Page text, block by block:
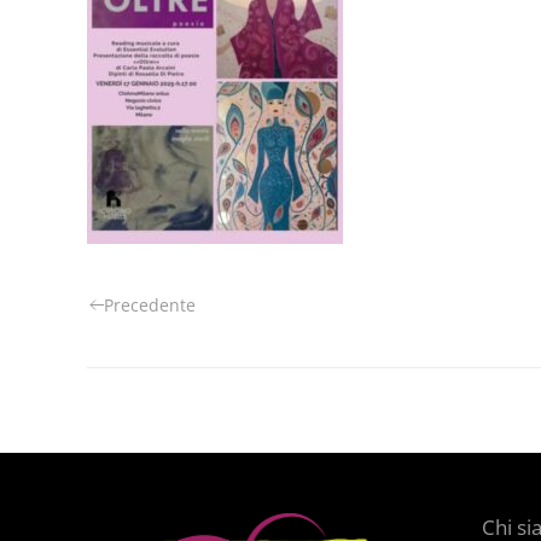
Precedente
Chi